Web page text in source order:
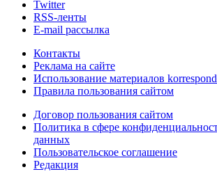
Twitter
RSS-ленты
E-mail рассылка
Контакты
Реклама на сайте
Использование материалов
Правила пользования сайтом
Договор пользования сайтом
Политика в сфере
данных
Пользовательское соглашение
Редакция